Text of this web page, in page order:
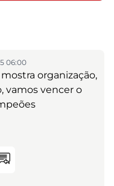
06:00
organização,
vamos vencer o